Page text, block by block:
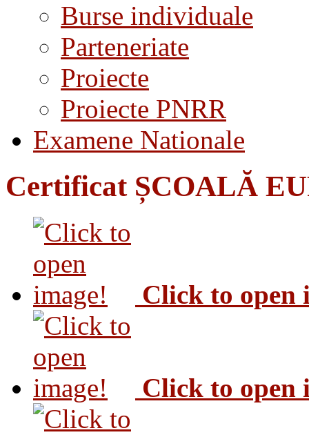
Burse individuale
Parteneriate
Proiecte
Proiecte PNRR
Examene Nationale
Certificat ȘCOALĂ
Click to open
Click to open